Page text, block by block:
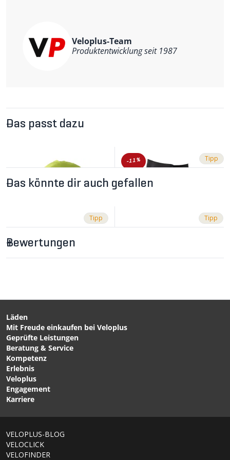
Veloplus-Team
Produktentwicklung seit 1987
Das passt dazu
Rucksackregenhüllen Gelb
DESIGN
-11% Tipp
Das könnte dir auch gefallen
Tipp
CHF 16.90
RAINY Helmüberzug /
gelb von VAUDE
Tipp
CHF 25.90
Bewertungen
Läden
Mit Freude einkaufen bei Veloplus
Geprüfte Leistungen
Beratung & Service
Kompetenz
Erlebnis
Veloplus
Engagement
Karriere
VELOPLUS-BLOG
VELOCLICK
VELOFINDER